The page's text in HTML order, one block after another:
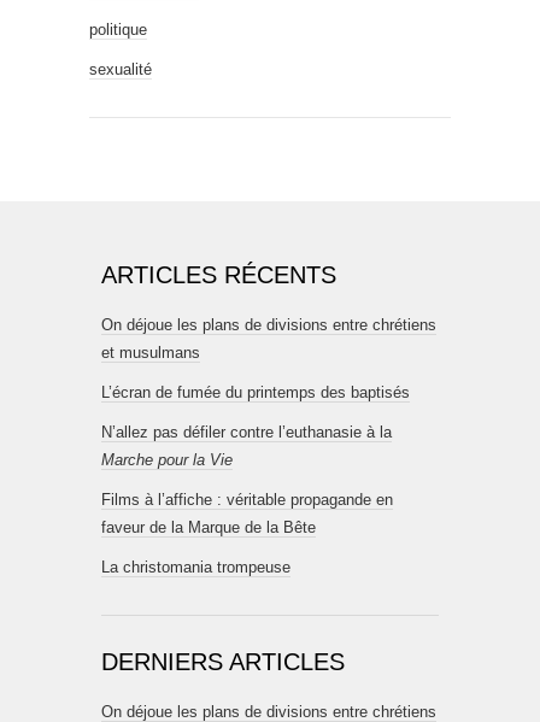
politique
sexualité
ARTICLES RÉCENTS
On déjoue les plans de divisions entre chrétiens
et musulmans
L’écran de fumée du printemps des baptisés
N’allez pas défiler contre l’euthanasie à la
Marche pour la Vie
Films à l’affiche : véritable propagande en
faveur de la Marque de la Bête
La christomania trompeuse
DERNIERS ARTICLES
On déjoue les plans de divisions entre chrétiens